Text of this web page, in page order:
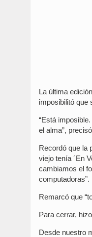
La última
imposibilitó que
“Está
el alma”,
Recordó que la
viejo tenía ´En
cambiamos el
computadoras”.
Remarcó que
Para cerrar,
Desde nuestro